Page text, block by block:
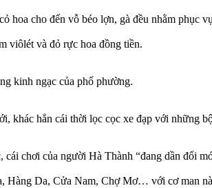
hoa cho đến vỗ béo lợn, gà đều nhằm phục
viôlét và đỏ rực hoa đồng tiền.
kinh ngạc của phố phường.
khác hẳn cái thời lọc cọc xe đạp với những
chơi của người Hà Thành “đang dần đổi
Hàng Da, Cửa Nam, Chợ Mơ… với cơ man